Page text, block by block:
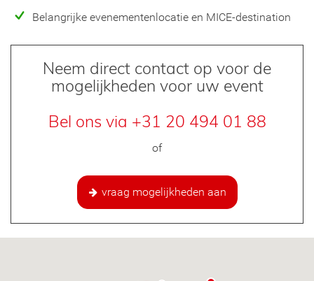
Belangrijke evenementenlocatie en MICE-destination
Neem direct contact op voor de
mogelijkheden voor uw event
Bel ons via +31 20 494 01 88
of
vraag mogelijkheden aan